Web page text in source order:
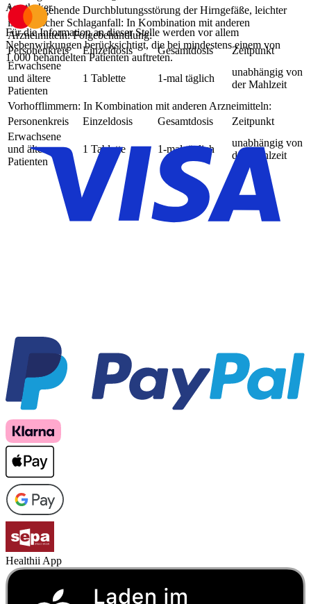
Vorübergehende Durchblutungsstörung der Hirngefäße, leichter
ischämischer Schlaganfall: In Kombination mit anderen
Arzneimitteln: Folgebehandlung:
Personenkreis
Einzeldosis Gesamtdosis
Zeitpunkt
Erwachsene
und ältere
Patienten
1 Tablette 1-mal täglich
unabhängig von
der Mahlzeit
Vorhofflimmern: In Kombination mit anderen Arzneimitteln:
Personenkreis
Einzeldosis Gesamtdosis
Zeitpunkt
Erwachsene
und ältere
Patienten
1 Tablette 1-mal täglich
unabhängig von
der Mahlzeit
Apotheker.
Für die Information an dieser Stelle werden vor allem
Nebenwirkungen berücksichtigt, die bei mindestens einem von
1.000 behandelten Patienten auftreten.
Healthii App